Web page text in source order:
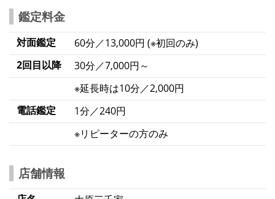
鑑定料金
対面鑑定
60分／13,000円 (※初回のみ)
2回目以降
30分／7,000円～
※延長時は10分／2,000円
電話鑑定
1分／240円
※リピーターの方のみ
店舗情報